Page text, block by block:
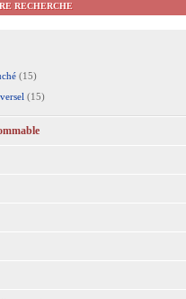
RECHERCHE
(15)
(15)